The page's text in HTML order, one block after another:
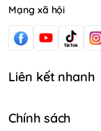
Mạng xã hội
Liên kết nhanh
Chính sách